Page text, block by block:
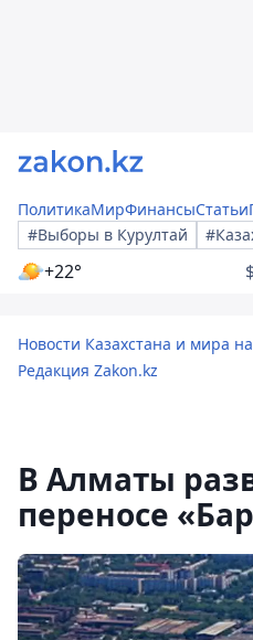
ПолитикаМирФинансыСтатьи
#Выборы в Курултай
+22°
Новости Казахстана и мира
Редакция Zakon.kz
В Алматы
переносе